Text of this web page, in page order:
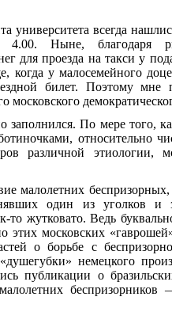
университета всегда
4.00. Ныне, благодаря
для проезда на такси у
у малосемейного
билет. Поэтому мне
московского
заполнился. По мере того,
относительно
различной этиологии,
малолетних
один из уголков и
то жутковато. Ведь
этих московских
о борьбе с
немецкого
публикации о
беспризорников